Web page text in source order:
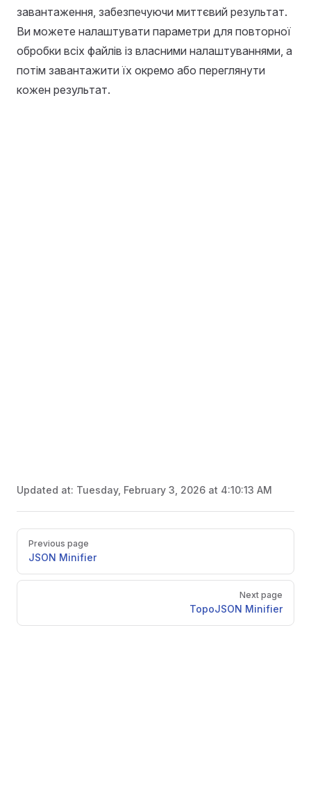
завантаження, забезпечуючи миттєвий результат.
Ви можете налаштувати параметри для повторної
обробки всіх файлів із власними налаштуваннями, а
потім завантажити їх окремо або переглянути
кожен результат.
Updated at: Tuesday, February 3, 2026 at 4:10:13 AM
Pager
Previous page
JSON Minifier
Next page
TopoJSON Minifier